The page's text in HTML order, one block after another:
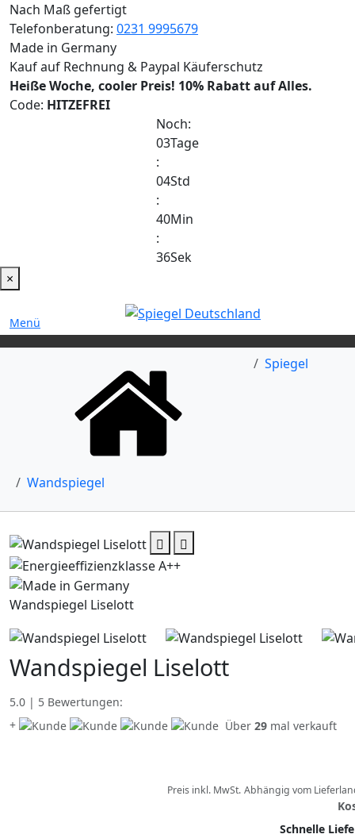
Nach Maß gefertigt
Telefonberatung: 0231 9995679
Made in Germany
Kauf auf Rechnung & Paypal Käuferschutz
Heiße Woche, cooler Preis! 10% Rabatt auf Alles.
Code: HITZEFREI
Noch:
03Tage
:
04Std
:
40Min
:
36Sek
×
Menü
Spiegel
Wandspiegel
Wandspiegel Liselott
Wandspiegel Liselott
5.0 | 5 Bewertungen:
+
Über 29 mal verkauft
Preis inkl. MwSt. Abhängig vom
Schnelle